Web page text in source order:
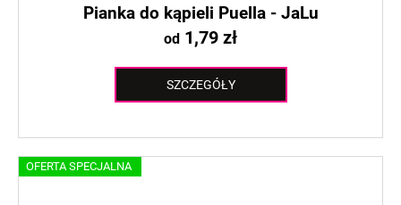
Pianka do kąpieli Puella - JaLu
od 1,79 zł
SZCZEGÓŁY
OFERTA SPECJALNA